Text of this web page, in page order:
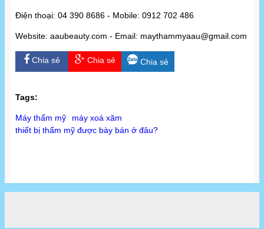
Điện thoại: 04 390 8686 - Mobile: 0912 702 486
Website: aaubeauty.com - Email: maythammyaau@gmail.com
Chia sẻ Chia sẻ Chia sẻ
Tags:
Máy thẩm mỹ
máy xoá xăm
thiết bị thẩm mỹ được bày bán ở đâu?